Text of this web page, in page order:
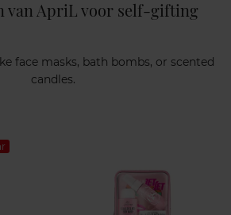
van ApriL voor self-gifting
face masks, bath bombs, or scented
candles.